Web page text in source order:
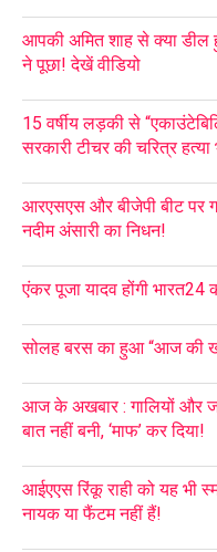
आपकी अमित शाह से क्या डील
ने पूछा! देखें वीडियो
15 वर्षीय लड़की से
सरकारी टीचर की चरित्र हत्या
आरएसएस और बीजेपी बीट पर
नदीम अंसारी का निधन!
एंकर पूजा यादव होंगी भारत24
सोलह बरस का हुआ “आज की
आज के अखबार : गालियों और
बात नहीं बनी, ‘माफ’ कर दिया!
आईएएस रिंकू राही को यह भी
नायक या फैंटम नहीं हैं!